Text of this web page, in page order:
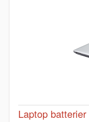
Laptop batterier